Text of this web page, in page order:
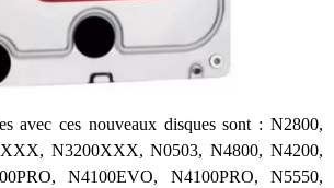
avec ces nouveaux disques sont : N2800,
N3200XXX, N0503, N4800, N4200,
N4100EVO, N4100PRO, N5550,